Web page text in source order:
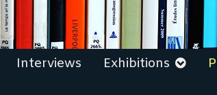
Interviews Exhibitions